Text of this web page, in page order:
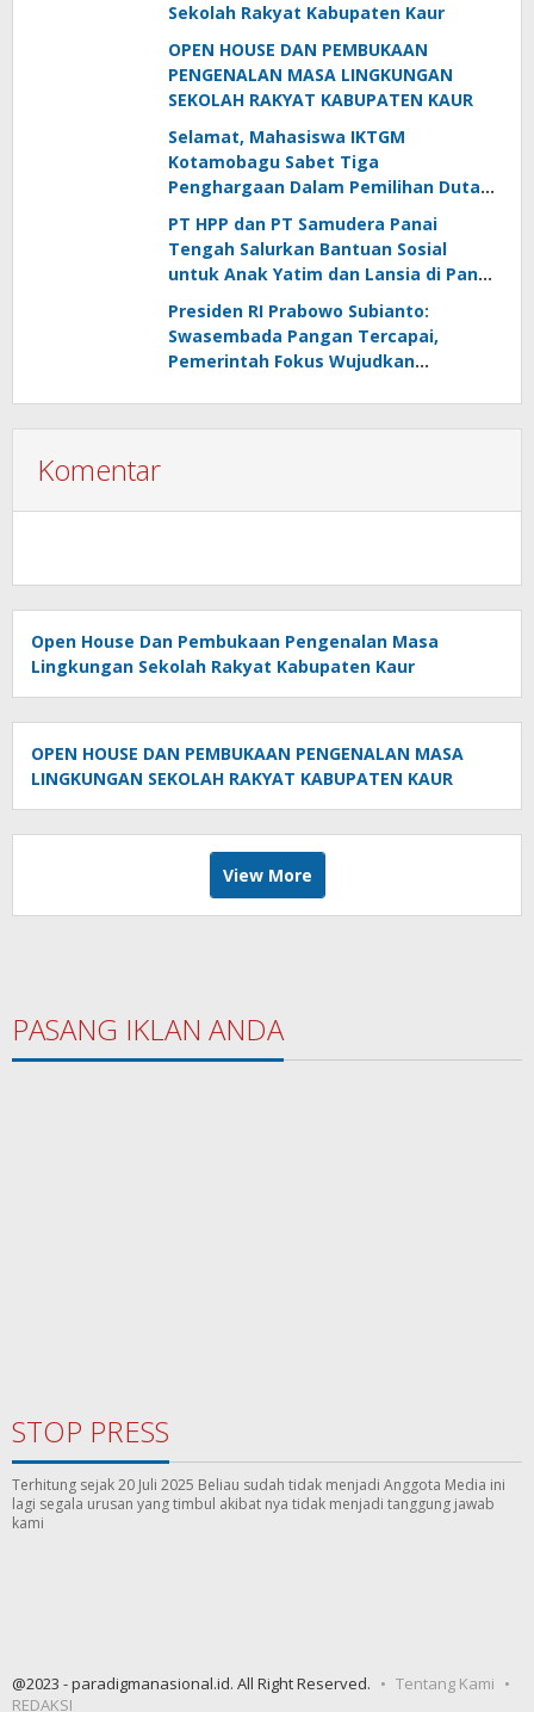
Sekolah Rakyat Kabupaten Kaur
OPEN HOUSE DAN PEMBUKAAN
PENGENALAN MASA LINGKUNGAN
SEKOLAH RAKYAT KABUPATEN KAUR
Selamat, Mahasiswa IKTGM
Kotamobagu Sabet Tiga
Penghargaan Dalam Pemilihan Duta
Lingkungan Sulut 2026
PT HPP dan PT Samudera Panai
Tengah Salurkan Bantuan Sosial
untuk Anak Yatim dan Lansia di Panai
Presiden RI Prabowo Subianto:
Swasembada Pangan Tercapai,
Pemerintah Fokus Wujudkan
Komentar
Open House Dan Pembukaan Pengenalan Masa
Lingkungan Sekolah Rakyat Kabupaten Kaur
OPEN HOUSE DAN PEMBUKAAN PENGENALAN MASA
LINGKUNGAN SEKOLAH RAKYAT KABUPATEN KAUR
View More
PASANG IKLAN ANDA
STOP PRESS
Terhitung sejak 20 Juli 2025 Beliau sudah tidak menjadi Anggota Media ini
lagi segala urusan yang timbul akibat nya tidak menjadi tanggung jawab
kami
@2023 - paradigmanasional.id. All Right Reserved.
Tentang Kami
REDAKSI